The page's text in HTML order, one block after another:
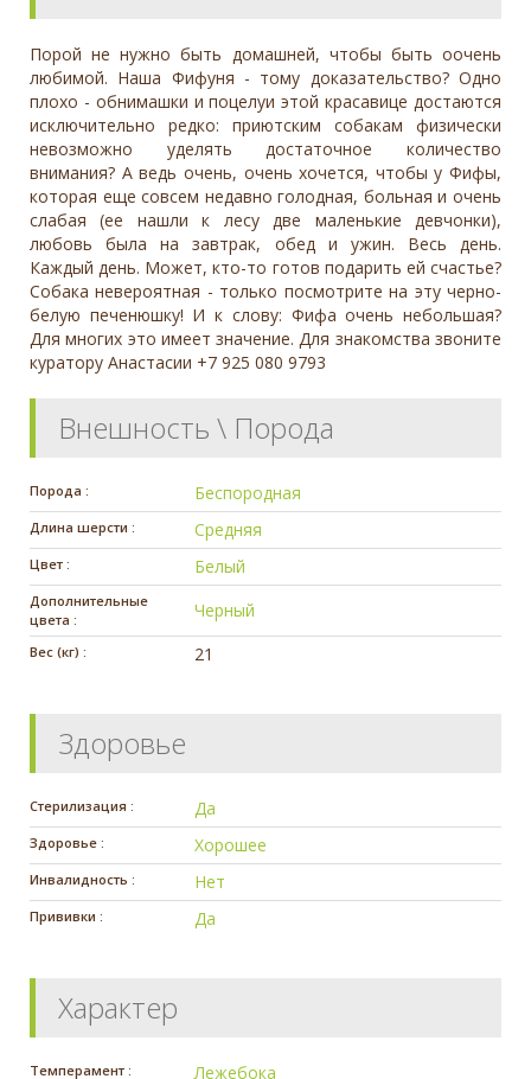
Порой не нужно быть домашней, чтобы быть оочень
любимой. Наша Фифуня - тому доказательство? Одно
плохо - обнимашки и поцелуи этой красавице достаются
исключительно редко: приютским собакам физически
невозможно уделять достаточное количество
внимания? А ведь очень, очень хочется, чтобы у Фифы,
которая еще совсем недавно голодная, больная и очень
слабая (ее нашли к лесу две маленькие девчонки),
любовь была на завтрак, обед и ужин. Весь день.
Каждый день. Может, кто-то готов подарить ей счастье?
Собака невероятная - только посмотрите на эту черно-
белую печенюшку! И к слову: Фифа очень небольшая?
Для многих это имеет значение. Для знакомства звоните
куратору Анастасии +7 925 080 9793
Внешность \ Порода
Порода : Беспородная
Длина шерсти : Средняя
Цвет : Белый
Дополнительные
цвета :
Черный
Вес (кг) : 21
Здоровье
Стерилизация : Да
Здоровье : Хорошее
Инвалидность : Нет
Прививки : Да
Характер
Темперамент : Лежебока